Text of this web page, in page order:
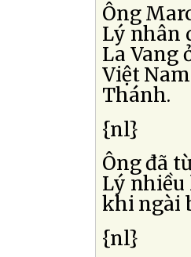
Ông
Lý nhân
La Vang
Việt
Thánh.
{nl}
Ông đã
Lý nhiều
khi ngài
{nl}